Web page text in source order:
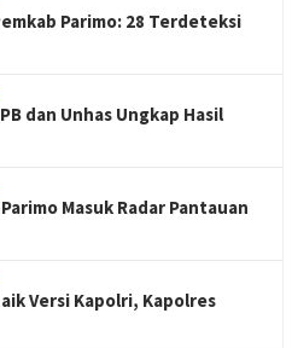
Parimo: 28 Terdeteksi
dan Unhas Ungkap Hasil
Masuk Radar Pantauan
Versi Kapolri, Kapolres